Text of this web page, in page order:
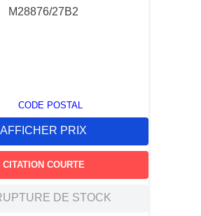
M28876/27B2
CODE POSTAL
AFFICHER PRIX
CITATION COURTE
DE STOCK